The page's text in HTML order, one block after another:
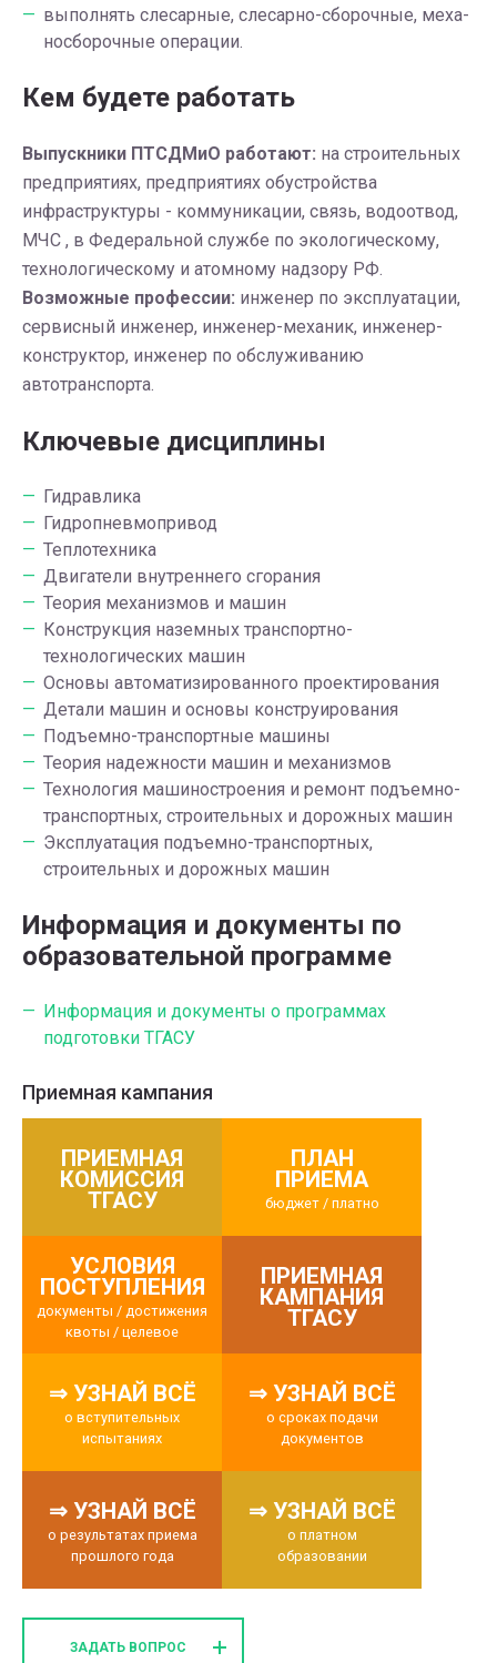
вы­пол­нять сле­сар­ные, сле­сар­но-сбо­роч­ные, ме­ха­
но­сбо­роч­ные опе­ра­ции.
Кем будете работать
Вы­пуск­ни­ки ПТСДМиО работают: на строительных
предприятиях, предприятиях обустройства
инфраструктуры - коммуникации, связь, водоотвод,
МЧС , в Федеральной службе по экологическому,
технологическому и атомному надзору РФ.
Возможные профессии: инженер по эксплуатации,
сервисный инженер, инженер-механик, инженер-
конструктор, инженер по обслуживанию
автотранспорта.
Ключевые дисциплины
Гидравлика
Гидропневмопривод
Теплотехника
Двигатели внутреннего сгорания
Теория механизмов и машин
Конструкция наземных транспортно-
технологических машин
Основы автоматизированного проектирования
Детали машин и основы конструирования
Подъемно-транспортные машины
Теория надежности машин и механизмов
Технология машиностроения и ремонт подъемно-
транспортных, строительных и дорожных машин
Эксплуатация подъемно-транспортных,
строительных и дорожных машин
Информация и документы по
образовательной программе
Информация и документы о программах
подготовки ТГАСУ
Приемная кампания
ПРИЕМНАЯ
КОМИССИЯ
ТГАСУ
ПЛАН
ПРИЕМА
бюджет / платно
УСЛОВИЯ
ПОСТУПЛЕНИЯ
документы / достижения
квоты / целевое
ПРИЕМНАЯ
КАМПАНИЯ
ТГАСУ
⇒ УЗНАЙ ВСЁ
о вступительных
испытаниях
⇒ УЗНАЙ ВСЁ
о сроках подачи
документов
⇒ УЗНАЙ ВСЁ
о результатах приема
прошлого года
⇒ УЗНАЙ ВСЁ
о платном
образовании
ЗАДАТЬ ВОПРОС